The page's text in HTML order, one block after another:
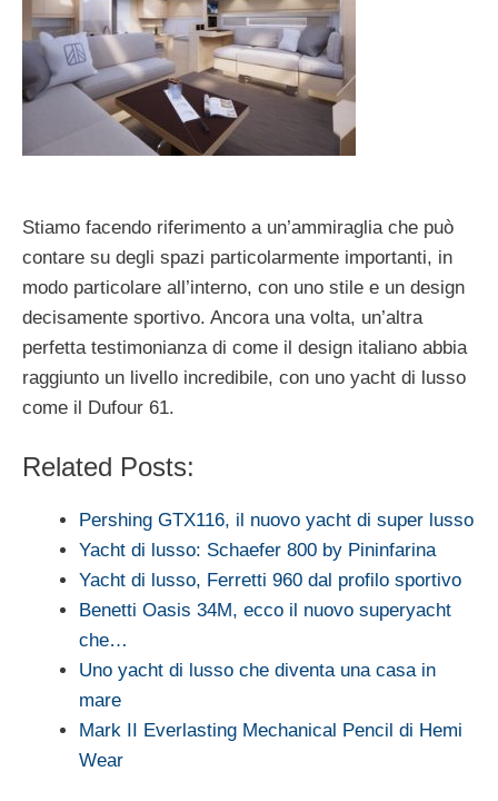
Stiamo facendo riferimento a un’ammiraglia che può
contare su degli spazi particolarmente importanti, in
modo particolare all’interno, con uno stile e un design
decisamente sportivo. Ancora una volta, un’altra
perfetta testimonianza di come il design italiano abbia
raggiunto un livello incredibile, con uno yacht di lusso
come il Dufour 61.
Related Posts:
Pershing GTX116, il nuovo yacht di super lusso
Yacht di lusso: Schaefer 800 by Pininfarina
Yacht di lusso, Ferretti 960 dal profilo sportivo
Benetti Oasis 34M, ecco il nuovo superyacht
che…
Uno yacht di lusso che diventa una casa in
mare
Mark II Everlasting Mechanical Pencil di Hemi
Wear